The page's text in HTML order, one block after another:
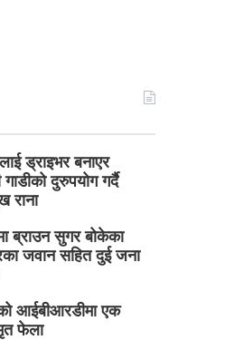
ड्राइभर बनाएर
दुरुपयोग गर्दै
राना
ब्राउन सुगर बोकेका
जवान सहित दुई जना
आईबीआरडीमा एक
फेला